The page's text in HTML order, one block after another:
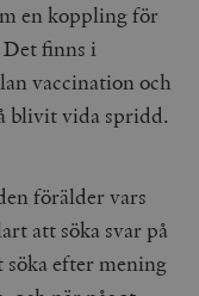
en koppling för
finns i
vaccination och
blivit vida spridd.
förälder vars
att söka svar på
efter mening